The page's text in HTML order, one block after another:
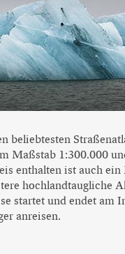
beliebtesten
Maßstab 1:300.000
enthalten ist auch
hochlandtaugliche
startet und endet am
anreisen.